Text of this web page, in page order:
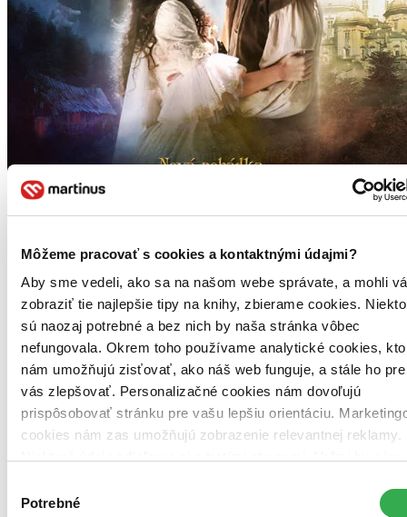
Môžeme pracovať s cookies a kontaktnými údajmi?
Aby sme vedeli, ako sa na našom webe správate, a mohli
zobraziť tie najlepšie tipy na knihy, zbierame cookies.
sú naozaj potrebné a bez nich by naša stránka vôbec
nefungovala. Okrem toho používame analytické cookies,
nám umožňujú zisťovať, ako náš web funguje, a stále ho pre
vás zlepšovať. Personalizačné cookies nám dovoľujú
prispôsobovať stránku pre vašu lepšiu orientáciu.
cookies nám zas umožňujú zobrazenie relevantnej reklamy.
Ďakujeme!
súhlasu
Potrebné
2,99 €
Vypredané
Ach, mrzí nás to, z tohto filmu sa už predali všetky kusy a nemáme
ho na sklade my ani distribútor :( Teoreticky však môžete mať
šťastie v niektorých iných obchodoch, ktoré ešte nepredali posledné
kusy.
Recenzie